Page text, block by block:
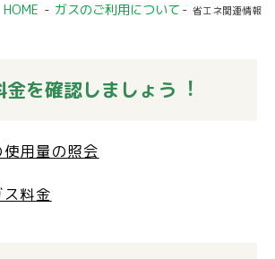
HOME ガスのご利用について 省エネ関連情報
金を確認しましょう︕
用量の照会
料金